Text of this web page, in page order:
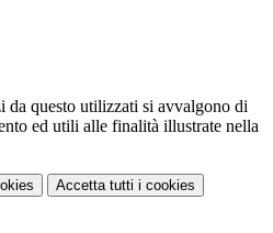
da questo utilizzati si avvalgono di
ed utili alle finalità illustrate nella
Accetta tutti i cookies